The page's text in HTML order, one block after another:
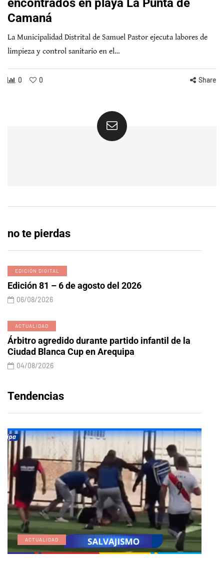
Camaná
La Municipalidad Distrital de Samuel Pastor ejecuta labores de
limpieza y control sanitario en el…
0 0 Share
no te pierdas
EDICIÓN DIGITAL
Edición 81 – 6 de agosto del 2026
06/08/2026
ACTUALIDAD
Árbitro agredido durante partido infantil de la
Ciudad Blanca Cup en Arequipa
04/08/2026
Tendencias
ACTUALIDAD